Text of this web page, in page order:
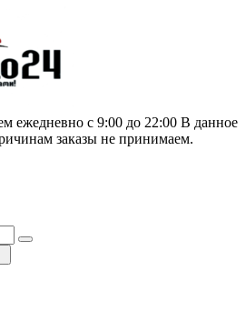
ежедневно с 9:00 до 22:00 В данное
заказы не принимаем.